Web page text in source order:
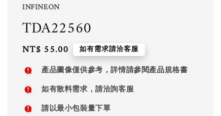
INFINEON
TDA22560
Regular
price
NT$ 55.00 如有需求請洽客服
產品圖像僅供參考，詳情請參閱產品規格書
如有散料需求，請洽詢客服
請以最小包裝量下單